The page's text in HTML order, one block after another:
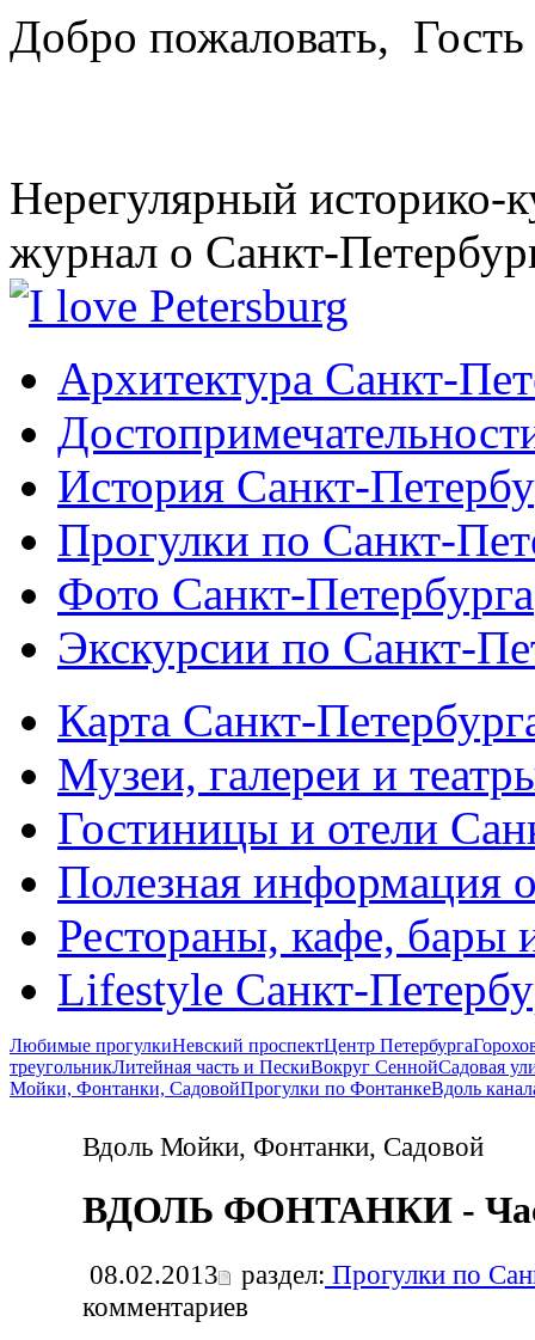
Добро пожаловать, Гость
Нерегулярный историко-
журнал о Санкт-
Архитектура Санкт-
История Санкт-
Прогулки по Санкт-
Фото Санкт-Петербурга
Экскурсии по Санкт-
Карта Санкт-
Музеи, галереи и
Гостиницы и отели
Полезная информация
Рестораны, кафе, бары
Lifestyle Санкт-
Любимые прогулкиНевский проспектЦентр Петербурга
треугольникЛитейная часть и ПескиВокруг СеннойСадовая
Мойки, Фонтанки, СадовойПрогулки по ФонтанкеВдоль
Вдоль Мойки, Фонтанки, Садовой
ВДОЛЬ ФОНТАНКИ -
08.02.2013 раздел: Прогулки по
комментариев